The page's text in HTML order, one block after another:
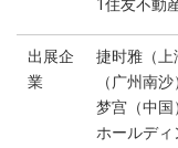
1住友不動
出展企
業
捷时雅（上
（广州南
梦宫（中国
ホールデ